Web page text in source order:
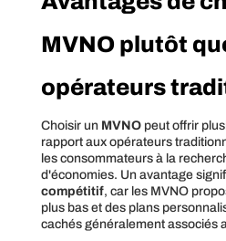
MVNO plutôt
opérateurs
Choisir un MVNOpeut offrir
rapport aux opérateurs
les consommateurs à la
d'économies. Un avantage
compétitif, car les MVNO
plus bas et des plans
cachés généralement associés